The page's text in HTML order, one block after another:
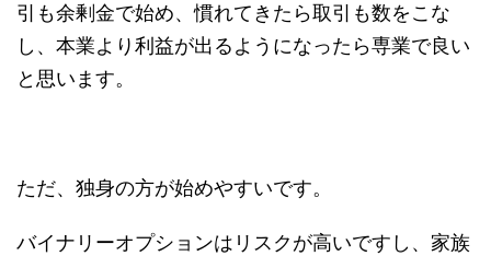
引も余剰金で始め、慣れてきたら取引も数をこな
し、本業より利益が出るようになったら専業で良い
と思います。
ただ、独身の方が始めやすいです。
バイナリーオプションはリスクが高いですし、家族